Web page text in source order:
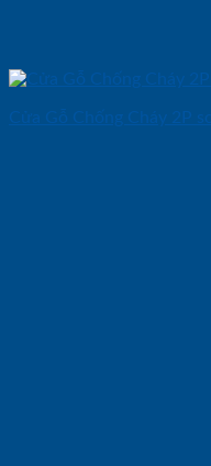
Cửa Gỗ Chống Cháy 2P